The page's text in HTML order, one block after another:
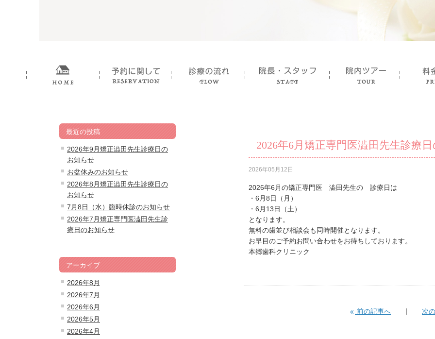
最近の投稿
2026年9月矯正澁田先生診療日の
お知らせ
お盆休みのお知らせ
2026年8月矯正澁田先生診療日の
お知らせ
7月8日（水）臨時休診のお知らせ
2026年7月矯正専門医澁田先生診
療日のお知らせ
アーカイブ
2026年8月
2026年7月
2026年6月
2026年5月
2026年4月
2026年6月矯正専門医澁田先生診療
2026年05月12日
2026年6月の矯正専門医 澁田先生の 診療日は
・6月8日（月）
・6月13日（土）
となります。
無料の歯並び相談会も同時開催となります。
お早目のご予約お問い合わせをお待ちしております。
本郷歯科クリニック
前の記事へ 次